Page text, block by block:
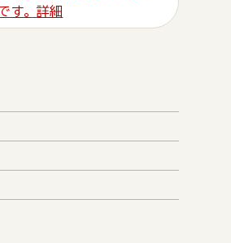
す。
詳細